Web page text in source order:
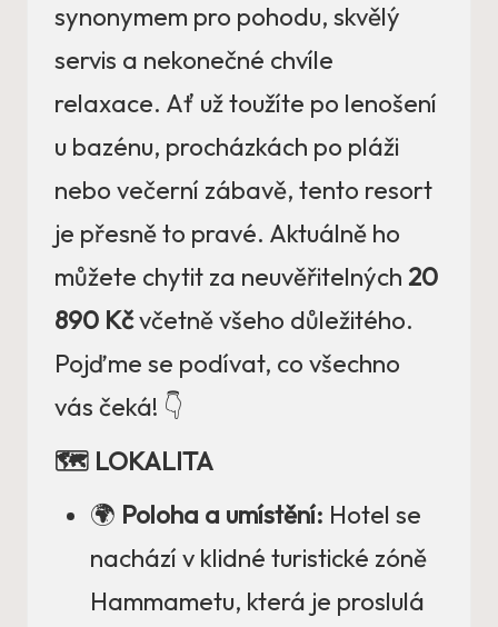
synonymem pro pohodu, skvělý
servis a nekonečné chvíle
relaxace. Ať už toužíte po lenošení
u bazénu, procházkách po pláži
nebo večerní zábavě, tento resort
je přesně to pravé. Aktuálně ho
můžete chytit za neuvěřitelných 20
890 Kčvčetně všeho důležitého.
Pojďme se podívat, co všechno
vás čeká! 👇
🗺️ LOKALITA
🌍 Poloha a umístění: Hotel se
nachází v klidné turistické zóně
Hammametu, která je proslulá